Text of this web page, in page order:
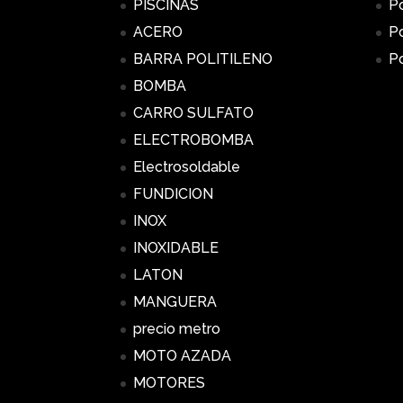
PISCINAS
ACERO
BARRA POLITILENO
BOMBA
CARRO SULFATO
ELECTROBOMBA
Electrosoldable
FUNDICION
INOX
INOXIDABLE
LATON
MANGUERA
precio metro
MOTO AZADA
MOTORES